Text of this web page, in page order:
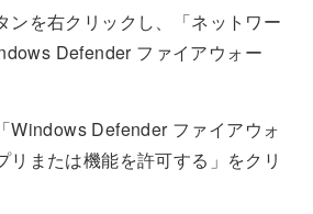
ンを右クリックし、「ネットワー
Defender ファイアウォー
Windows Defender ファイアウォ
リまたは機能を許可する」をクリ